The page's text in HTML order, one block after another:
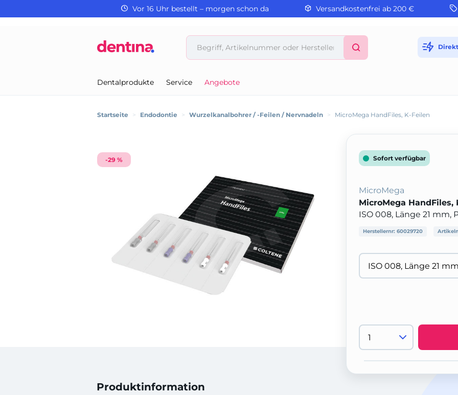
Vor 16 Uhr bestellt – morgen schon da Versandkostenfrei ab 200 €
Dentalprodukte Service Angebote
Startseite > Endodontie > Wurzelkanalbohrer / -Feilen / Nervnadeln > MicroMega HandFiles, K-Feilen
-29 %
Produktinformation
Sofort verfügbar
MicroMega
MicroMega HandFiles,
ISO 008, Länge 21 mm,
Herstellernr: 60029720